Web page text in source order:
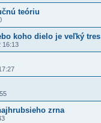
teóriu
koho dielo je veľký tres
16:13
zrna